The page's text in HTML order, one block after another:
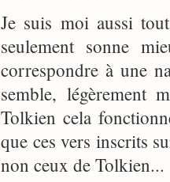
Je suis moi aussi
seulement sonne
correspondre à une
semble, légèrement
Tolkien cela
que ces vers inscrits
non ceux de Tolkien...